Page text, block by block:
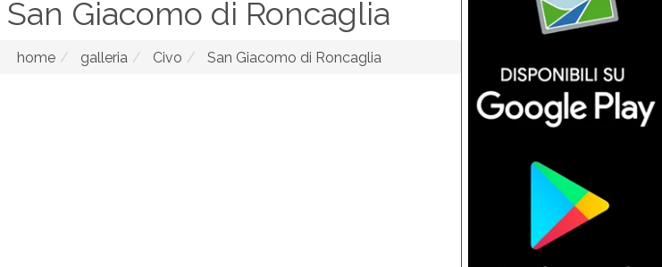
San Giacomo di Roncaglia
home galleria Civo San Giacomo di Roncaglia